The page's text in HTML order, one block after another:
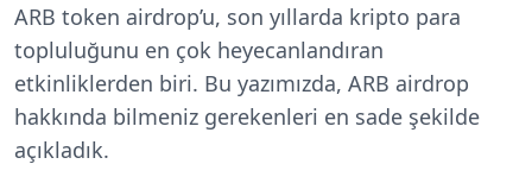
ARB token airdrop’u, son yıllarda kripto para
topluluğunu en çok heyecanlandıran
etkinliklerden biri. Bu yazımızda, ARB airdrop
hakkında bilmeniz gerekenleri en sade şekilde
açıkladık.